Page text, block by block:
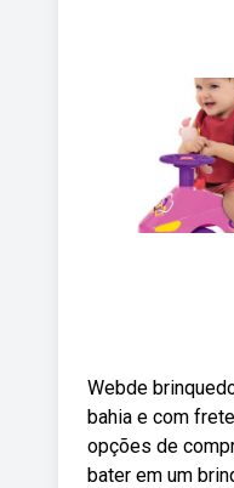
Webde
bahia e com
opções de
bater em um